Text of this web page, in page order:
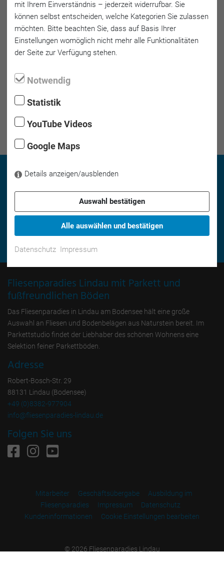
keramischen Fliesen, Platten und Naturwerkstein.
Bauchemie
Fliesen­reiniger und Pflege
Rufen Sie uns an:
+49 (0)8382-977904
Beratungstermin vereinbaren
Fliesenparadies Lindau mit Parkett und
fußfreundlichen Böden
Das Fliesenparadies in Lindau am Bodensee hält eine große
Auswahl an Fliesen und Bodenbelägen aus Naturstein bereit. Im
Parkettstudio findet der Liebhaber des schönen Wohnens eine
Selektion feiner Parkettböden.
Adresse
Robert-Bosch-Str. 29
88131 Lindau (Bodensee)
+49 (0)8382-977904
info@fliesenparadies-lindau.de
Folgen Sie uns
Mitarbeiter Geschäftsübergabe
Ausbildung im
Fliesenparadies
Impressum
Datenschutz
Kundeninformationen
Cookie Einstellungen bearbeiten
© 2026 Fliesenparadies Lindau
mit Ihrem Ein­verständnis – jeder­zeit wider­rufbar. Sie
können selbst entscheiden, welche Kategorien Sie zulassen
möchten. Bitte beachten Sie, dass auf Basis Ihrer
Einstellungen womöglich nicht mehr alle Funktionalitäten
der Seite zur Verfügung stehen.
Notwendig
Statistik
YouTube Videos
Google Maps
Details anzeigen/ausblenden
Auswahl bestätigen
Alle auswählen und bestätigen
Datenschutz Impressum